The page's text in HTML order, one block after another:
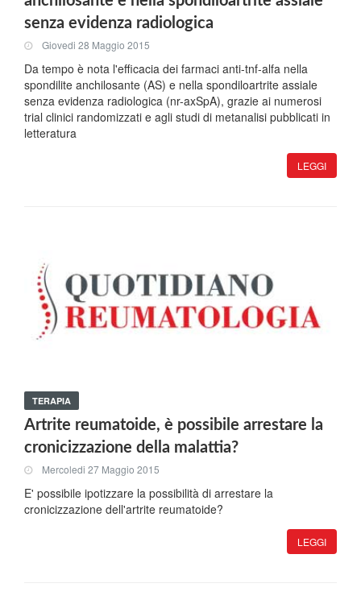
senza evidenza radiologica
Giovedi 28 Maggio 2015
Da tempo è nota l'efficacia dei farmaci anti-tnf-alfa nella
spondilite anchilosante (AS) e nella spondiloartrite assiale
senza evidenza radiologica (nr-axSpA), grazie ai numerosi
trial clinici randomizzati e agli studi di metanalisi pubblicati in
letteratura
LEGGI
TERAPIA
Artrite reumatoide, è possibile arrestare la
cronicizzazione della malattia?
Mercoledi 27 Maggio 2015
E' possibile ipotizzare la possibilità di arrestare la
cronicizzazione dell'artrite reumatoide?
LEGGI